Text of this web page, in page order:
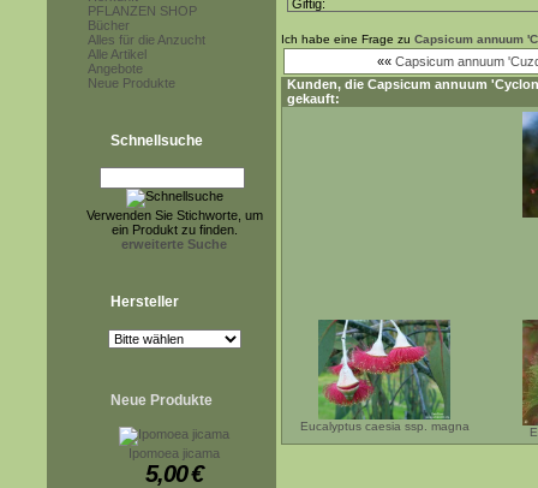
PFLANZEN SHOP
Bücher
Alles für die Anzucht
Alle Artikel
Angebote
Neue Produkte
Schnellsuche
Verwenden Sie Stichworte, um
ein Produkt zu finden.
erweiterte Suche
Hersteller
Neue Produkte
Ipomoea jicama
5,00€
Giftig:
Ich habe eine Frage zu Capsicum annuum
«« Capsicum annuum
Kunden, die Capsicum annuum
gekauft:
Eucalyptus caesia ssp. magna